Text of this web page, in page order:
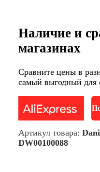
Наличие и
магазинах
Сравните цены в
самый выгодный для
Артикул товара:
DW00100088